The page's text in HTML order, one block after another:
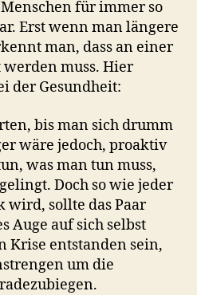
für immer so
Erst wenn man längere
man, dass an einer
muss. Hier
der Gesundheit:
bis man sich drumm
wäre jedoch, proaktiv
was man tun muss,
Doch so wie jeder
wird, sollte das Paar
Auge auf sich selbst
Krise entstanden sein,
um die